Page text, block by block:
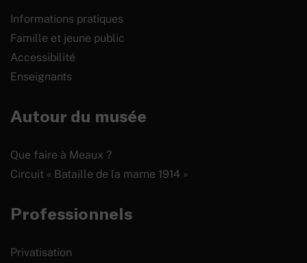
Informations pratiques
Famille et jeune public
Accessibilité
Enseignants
Autour du musée
Que faire à Meaux ?
Circuit « Bataille de la marne 1914 »
Professionnels
Privatisation